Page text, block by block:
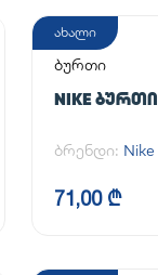
ახალი
ბურთი
NIKE ᲑᲣᲠᲗᲘ
ბრენდი: Nike
71,00 ₾